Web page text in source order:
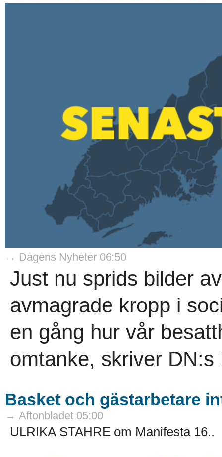
→ Dagens Nyheter 06:50
Just nu sprids bilder
avmagrade kropp i
en gång hur vår
omtanke, skriver
Basket och gästarbetare
→ Aftonbladet 05:00
ULRIKA STAHRE om Manifesta 16..